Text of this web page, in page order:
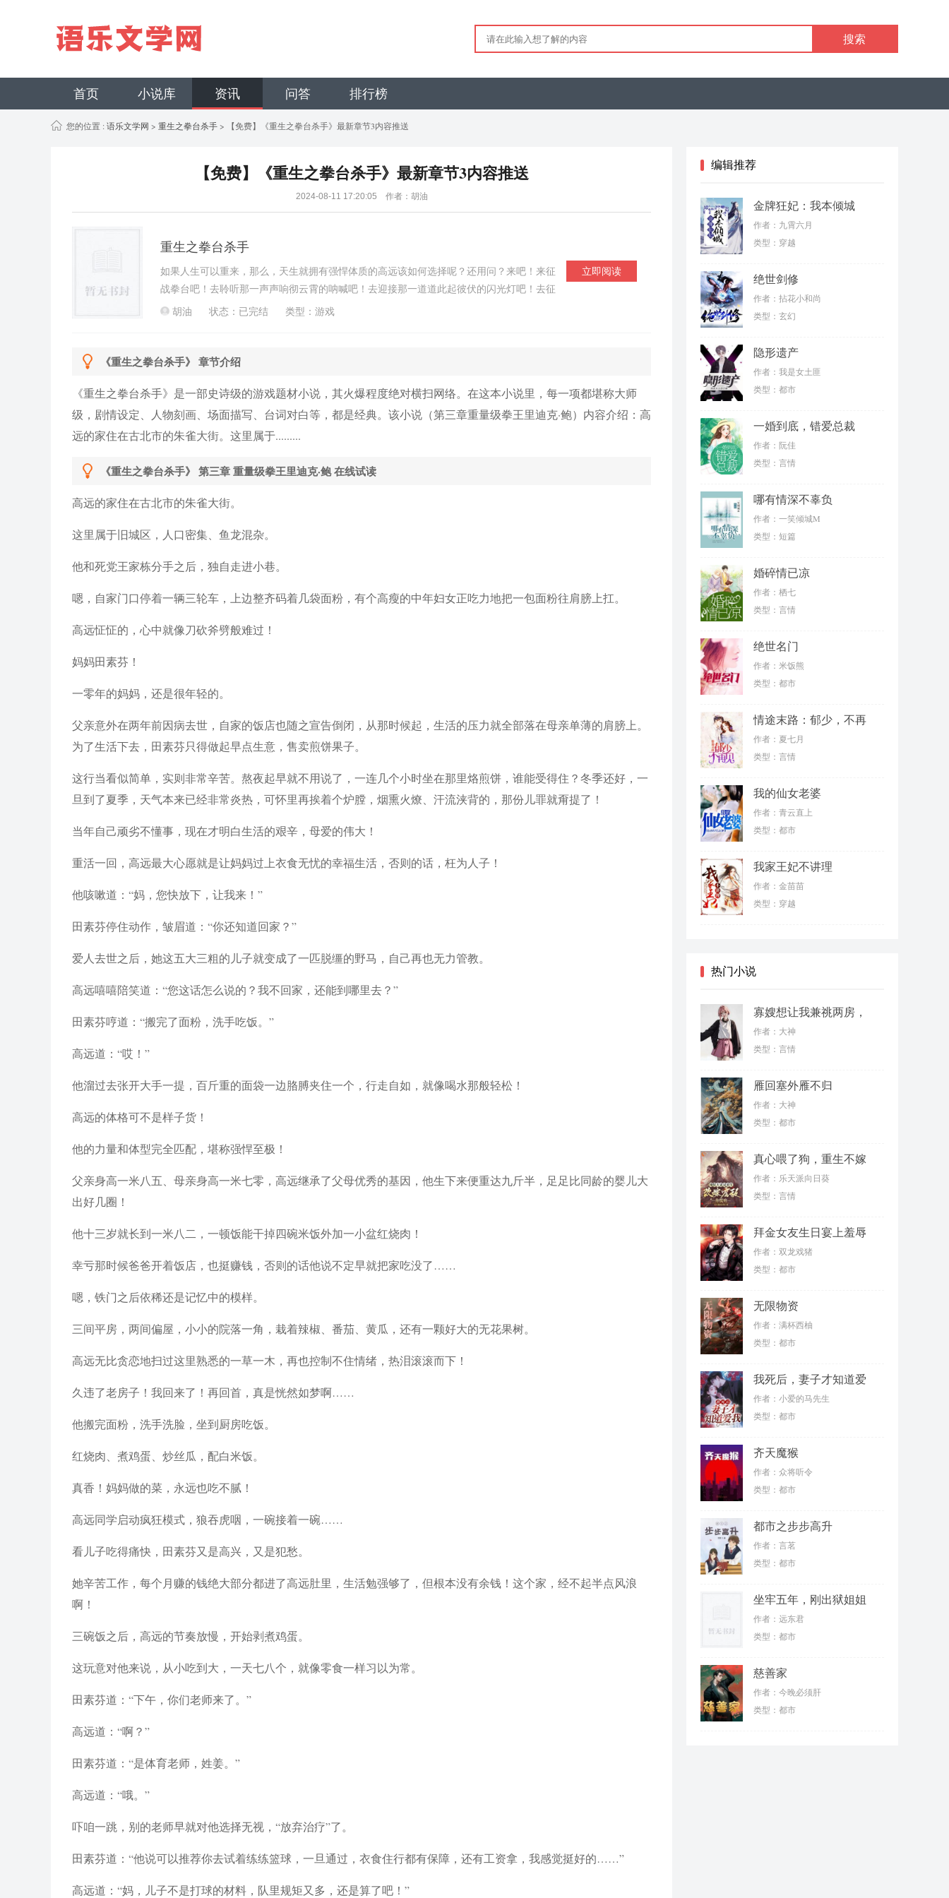
搜索
首页 小说库 资讯 问答 排行榜
您的位置 :语乐文学网 > 重生之拳台杀手> 【免费】《重生之拳台杀手》最新章节3内容推送
【免费】《重生之拳台杀手》最新章节3内容推送
2024-08-11 17:20:05 作者：胡油
重生之拳台杀手
如果人生可以重来，那么，天生就拥有强悍体质的高远该如何选择呢？还用问？来吧！来征
战拳台吧！去聆听那一声声响彻云霄的呐喊吧！去迎接那一道道此起彼伏的闪光灯吧！去征
服那一个个桀骜不驯的凶悍对手吧！去收获那一张张簇新的支票和亮瞎眼的金腰带吧！拳台
胡油 状态：已完结 类型：游戏
立即阅读
《重生之拳台杀手》 章节介绍
《重生之拳台杀手》是一部史诗级的游戏题材小说，其火爆程度绝对横扫网络。在这本小说里，每一项都堪称大师
级，剧情设定、人物刻画、场面描写、台词对白等，都是经典。该小说（第三章重量级拳王里迪克·鲍）内容介绍：高
远的家住在古北市的朱雀大街。这里属于.........
《重生之拳台杀手》 第三章 重量级拳王里迪克·鲍 在线试读
高远的家住在古北市的朱雀大街。
这里属于旧城区，人口密集、鱼龙混杂。
他和死党王家栋分手之后，独自走进小巷。
嗯，自家门口停着一辆三轮车，上边整齐码着几袋面粉，有个高瘦的中年妇女正吃力地把一包面粉往肩膀上扛。
高远怔怔的，心中就像刀砍斧劈般难过！
妈妈田素芬！
一零年的妈妈，还是很年轻的。
父亲意外在两年前因病去世，自家的饭店也随之宣告倒闭，从那时候起，生活的压力就全部落在母亲单薄的肩膀上。
为了生活下去，田素芬只得做起早点生意，售卖煎饼果子。
这行当看似简单，实则非常辛苦。熬夜起早就不用说了，一连几个小时坐在那里烙煎饼，谁能受得住？冬季还好，一
旦到了夏季，天气本来已经非常炎热，可怀里再挨着个炉膛，烟熏火燎、汗流浃背的，那份儿罪就甭提了！
当年自己顽劣不懂事，现在才明白生活的艰辛，母爱的伟大！
重活一回，高远最大心愿就是让妈妈过上衣食无忧的幸福生活，否则的话，枉为人子！
他咳嗽道：“妈，您快放下，让我来！”
田素芬停住动作，皱眉道：“你还知道回家？”
爱人去世之后，她这五大三粗的儿子就变成了一匹脱缰的野马，自己再也无力管教。
高远嘻嘻陪笑道：“您这话怎么说的？我不回家，还能到哪里去？”
田素芬哼道：“搬完了面粉，洗手吃饭。”
高远道：“哎！”
他溜过去张开大手一提，百斤重的面袋一边胳膊夹住一个，行走自如，就像喝水那般轻松！
高远的体格可不是样子货！
他的力量和体型完全匹配，堪称强悍至极！
父亲身高一米八五、母亲身高一米七零，高远继承了父母优秀的基因，他生下来便重达九斤半，足足比同龄的婴儿大
出好几圈！
他十三岁就长到一米八二，一顿饭能干掉四碗米饭外加一小盆红烧肉！
幸亏那时候爸爸开着饭店，也挺赚钱，否则的话他说不定早就把家吃没了……
嗯，铁门之后依稀还是记忆中的模样。
三间平房，两间偏屋，小小的院落一角，栽着辣椒、番茄、黄瓜，还有一颗好大的无花果树。
高远无比贪恋地扫过这里熟悉的一草一木，再也控制不住情绪，热泪滚滚而下！
久违了老房子！我回来了！再回首，真是恍然如梦啊……
他搬完面粉，洗手洗脸，坐到厨房吃饭。
红烧肉、煮鸡蛋、炒丝瓜，配白米饭。
真香！妈妈做的菜，永远也吃不腻！
高远同学启动疯狂模式，狼吞虎咽，一碗接着一碗……
看儿子吃得痛快，田素芬又是高兴，又是犯愁。
她辛苦工作，每个月赚的钱绝大部分都进了高远肚里，生活勉强够了，但根本没有余钱！这个家，经不起半点风浪
啊！
三碗饭之后，高远的节奏放慢，开始剥煮鸡蛋。
这玩意对他来说，从小吃到大，一天七八个，就像零食一样习以为常。
田素芬道：“下午，你们老师来了。”
高远道：“啊？”
田素芬道：“是体育老师，姓姜。”
高远道：“哦。”
吓咱一跳，别的老师早就对他选择无视，“放弃治疗”了。
田素芬道：“他说可以推荐你去试着练练篮球，一旦通过，衣食住行都有保障，还有工资拿，我感觉挺好的……”
高远道：“妈，儿子不是打球的材料，队里规矩又多，还是算了吧！”
编辑推荐
金牌狂妃：我本倾城
作者：九霄六月
类型：穿越
绝世剑修
作者：拈花小和尚
类型：玄幻
隐形遗产
作者：我是女土匪
类型：都市
一婚到底，错爱总裁
作者：阮佳
类型：言情
哪有情深不辜负
作者：一笑倾城M
类型：短篇
婚碎情已凉
作者：栖七
类型：言情
绝世名门
作者：米饭熊
类型：都市
情途末路：郁少，不再
见
作者：夏七月
类型：言情
我的仙女老婆
作者：青云直上
类型：都市
我家王妃不讲理
作者：金苗苗
类型：穿越
热门小说
寡嫂想让我兼祧两房，
殊不知我是女儿身
作者：大神
类型：言情
雁回塞外雁不归
作者：大神
类型：都市
真心喂了狗，重生不嫁
薄情郎
作者：乐天派向日葵
类型：言情
拜金女友生日宴上羞辱
我，结果我反手继承了
亿万家产
作者：双龙戏猪
类型：都市
无限物资
作者：满杯西柚
类型：都市
我死后，妻子才知道爱
我
作者：小爱的马先生
类型：都市
齐天魔猴
作者：众将听令
类型：都市
都市之步步高升
作者：言茗
类型：都市
坐牢五年，刚出狱姐姐
们就抛弃我
作者：远东君
类型：都市
慈善家
作者：今晚必须肝
类型：都市